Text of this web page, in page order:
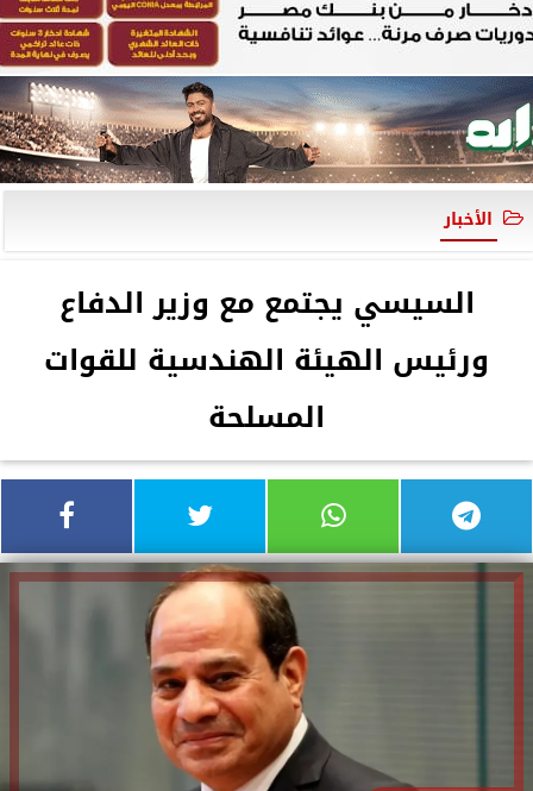
الأخبار
السيسي يجتمع مع وزير الدفاع
ورئيس الهيئة الهندسية للقوات
المسلحة